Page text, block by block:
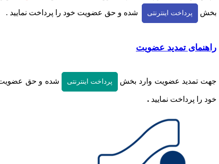
پرداخت اینترنتی شده و حق عضویت خود را پرداخت نمایید .
تمدید عضویت
تمدید عضویت وارد بخش پرداخت اینترنتی شده و حق عضویت
را پرداخت نمایید.